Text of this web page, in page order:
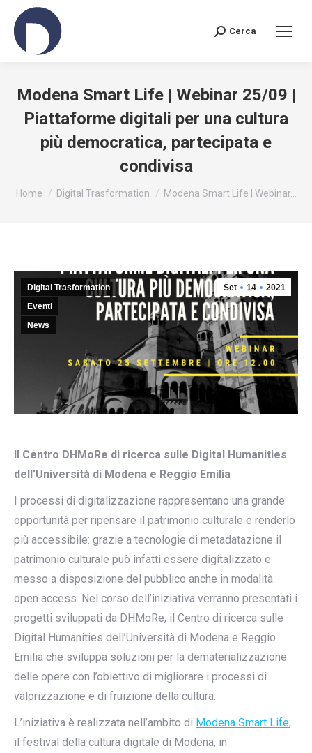
Search:
Cerca
Modena Smart Life | Webinar 25/09 |
Piattaforme digitali per una cultura
più democratica, partecipata e
condivisa
You are here:
Home Digital Trasformation Modena Smart Life | Webinar…
Set 14 2021
Digital Trasformation
Eventi
News
Il Centro DHMoRe di ricerca sulle Digital Humanities
dell’Università di Modena e Reggio Emilia
I processi di digitalizzazione rappresentano una grande
opportunità per ripensare il patrimonio culturale e renderlo
più accessibile: grazie a tecnologie di metadatazione il
patrimonio culturale può infatti essere digitalizzato e
messo a disposizione del pubblico anche in modalità
open access. Nel corso dell’iniziativa verranno presentati i
progetti sviluppati da DHMoRe, il Centro di ricerca sulle
Digital Humanities dell’Università di Modena e Reggio
Emilia che sviluppa soluzioni per la dematerializzazione
delle opere con l’obiettivo di migliorare i processi di
valorizzazione e di fruizione della cultura.
L’iniziativa è realizzata nell’ambito di Modena Smart Life,
il festival della cultura digitale di Modena, in